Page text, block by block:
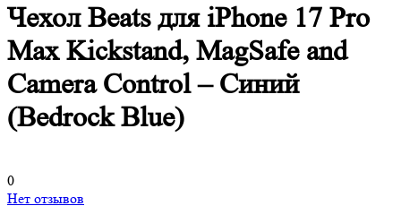
Чехол Beats для iPhone 17 Pro
Max Kickstand, MagSafe and
Camera Control – Синий
(Bedrock Blue)
0
Нет отзывов